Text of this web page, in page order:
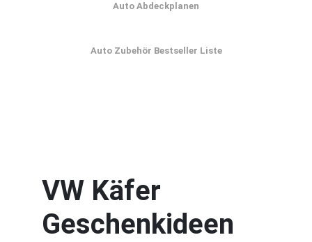
Auto Abdeckplanen
Auto Zubehör Bestseller Liste
VW Käfer
Geschenkideen